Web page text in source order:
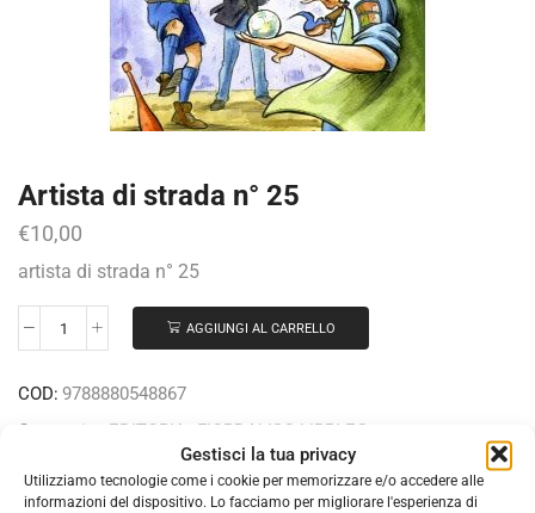
Gestisci la tua privacy
Utilizziamo tecnologie come i cookie per memorizzare e/o accedere alle
informazioni del dispositivo. Lo facciamo per migliorare l'esperienza di
Artista di strada n° 25
€10,00
artista di strada n° 25
AGGIUNGI AL CARRELLO
COD: 9788880548867
Categorie:
EDITORIA FIORDALISO LIBRI EG